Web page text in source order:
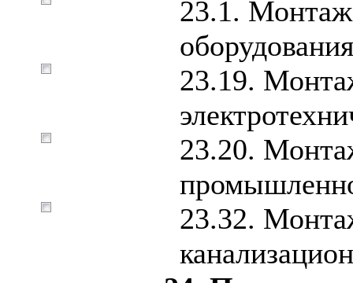
23.1. Монтаж
оборудования
23.19.
23.20.
23.32.